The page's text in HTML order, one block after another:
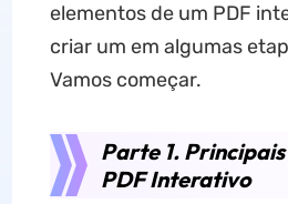
elementos de um PDF
criar um em algumas
Vamos começar.
Parte 1.
PDF Interativo